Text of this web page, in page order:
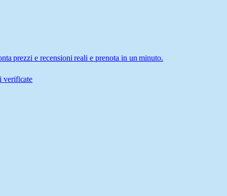
prezzi e recensioni reali e prenota in un minuto.
verificate